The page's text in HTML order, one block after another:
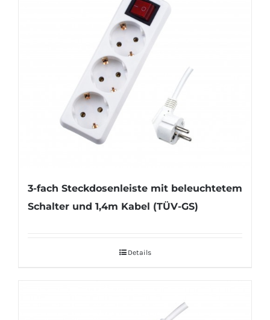
3-fach Steckdosenleiste mit beleuchtetem
Schalter und 1,4m Kabel (TÜV-GS)
Details